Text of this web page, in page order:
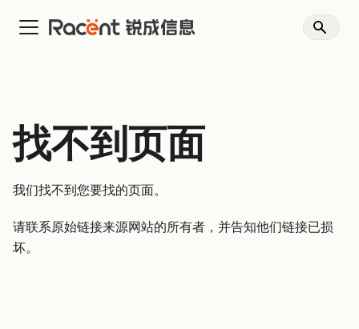
找不到页面
我们找不到您要找的页面。
请联系原始链接来源网站的所有者，并告知他们链接已损
坏。